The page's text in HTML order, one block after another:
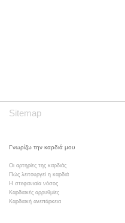
Sitemap
Γνωρίζω την καρδιά μου
Οι αρτηρίες της καρδιάς
Πώς λειτουργεί η καρδιά
Η στεφανιαία νόσος
Καρδιακές αρρυθμίες
Καρδιακή ανεπάρκεια